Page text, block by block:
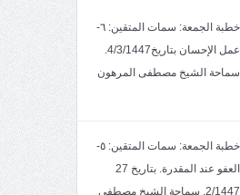
خطبة الجمعة: سمات المتقين: ٦-
عمل الإحسان بتاريخ4/3/1447.
سماحة الشيخ مصطفى المرهون
خطبة الجمعة: سمات المتقين: ٥-
العفو عند المقدرة. بتاريخ 27
2/1447. سماحة الشيخ مصطفى